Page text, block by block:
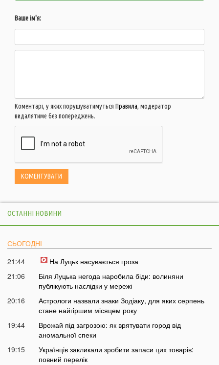
Ваше ім'я:
Коментарі, у яких порушуватимуться Правила, модератор
видалятиме без попереджень.
ОСТАННІ НОВИНИ
СЬОГОДНІ
21:44
На Луцьк насувається гроза
21:06
Біля Луцька негода наробила біди: волиняни
публікують наслідки у мережі
20:16
Астрологи назвали знаки Зодіаку, для яких серпень
стане найгіршим місяцем року
19:44
Врожай під загрозою: як врятувати город від
аномальної спеки
19:15
Українців закликали зробити запаси цих товарів:
повний перелік